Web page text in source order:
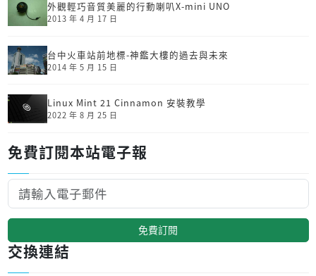
外觀輕巧音質美麗的行動喇叭X-mini UNO
2013 年 4 月 17 日
台中火車站前地標-神鑑大樓的過去與未來
2014 年 5 月 15 日
Linux Mint 21 Cinnamon 安裝教學
2022 年 8 月 25 日
免費訂閱本站電子報
免費訂閱
交換連結